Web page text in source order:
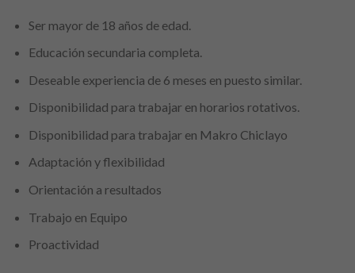
Ser mayor de 18 años de edad.
Educación secundaria completa.
Deseable experiencia de 6 meses en puesto similar.
Disponibilidad para trabajar en horarios rotativos.
Disponibilidad para trabajar en Makro Chiclayo
Adaptación y flexibilidad
Orientación a resultados
Trabajo en Equipo
Proactividad